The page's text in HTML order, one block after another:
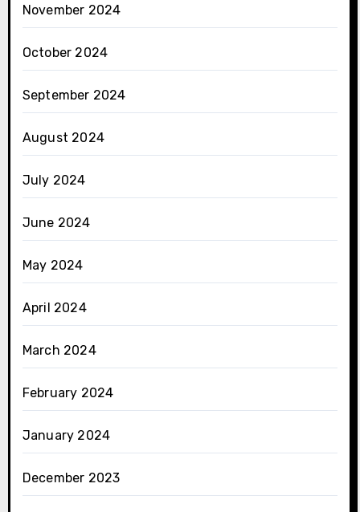
November 2024
October 2024
September 2024
August 2024
July 2024
June 2024
May 2024
April 2024
March 2024
February 2024
January 2024
December 2023